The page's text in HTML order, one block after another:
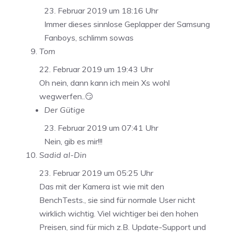
23. Februar 2019 um 18:16 Uhr
Immer dieses sinnlose Geplapper der Samsung
Fanboys, schlimm sowas
Tom
22. Februar 2019 um 19:43 Uhr
Oh nein, dann kann ich mein Xs wohl
wegwerfen..😏
Der Gütige
23. Februar 2019 um 07:41 Uhr
Nein, gib es mir!!!
Sadid al-Din
23. Februar 2019 um 05:25 Uhr
Das mit der Kamera ist wie mit den
BenchTests., sie sind für normale User nicht
wirklich wichtig. Viel wichtiger bei den hohen
Preisen, sind für mich z.B. Update-Support und